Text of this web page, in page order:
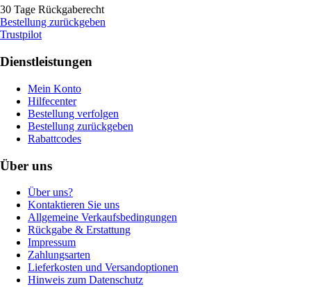
30 Tage Rückgaberecht
Bestellung zurückgeben
Trustpilot
Dienstleistungen
Mein Konto
Hilfecenter
Bestellung verfolgen
Bestellung zurückgeben
Rabattcodes
Über uns
Über uns?
Kontaktieren Sie uns
Allgemeine Verkaufsbedingungen
Rückgabe & Erstattung
Impressum
Zahlungsarten
Lieferkosten und Versandoptionen
Hinweis zum Datenschutz